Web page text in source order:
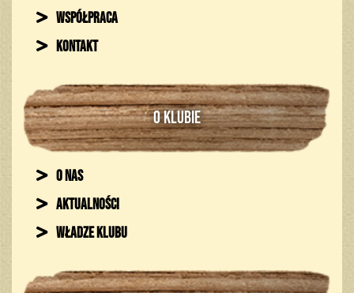
Współpraca
Kontakt
O KLUBIE
O nas
Aktualności
Władze klubu